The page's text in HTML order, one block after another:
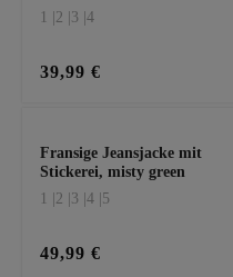
1 | 2 | 3 | 4
39,99 €
Fransige Jeansjacke mit
Stickerei, misty green
1 | 2 | 3 | 4 | 5
49,99 €